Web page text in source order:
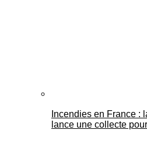
Incendies en France :
lance une collecte